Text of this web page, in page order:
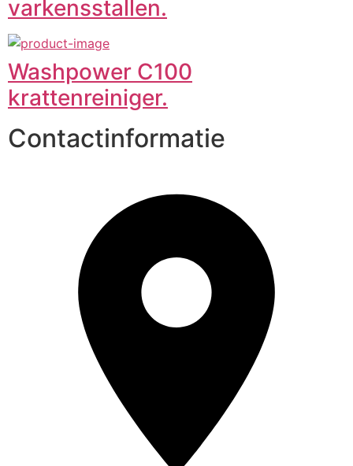
varkensstallen.
Washpower C100
krattenreiniger.
Contactinformatie